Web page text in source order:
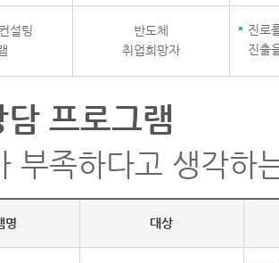
설팅
반도체
취업희망자
진로
진출
담 프로그램
부족하다고 생각하
명 대상